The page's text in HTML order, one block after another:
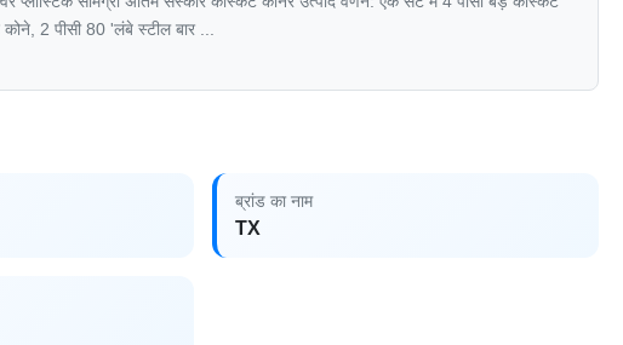
2 पीसी 80 'लंबे स्टील बार ...
ब्रांड का नाम
TX